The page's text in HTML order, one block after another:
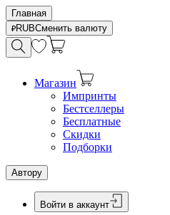
Главная
RUBСменить валюту
Магазин
Импринты
Бестселлеры
Бесплатные
Скидки
Подборки
Автору
Войти в аккаунт